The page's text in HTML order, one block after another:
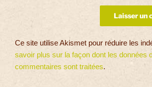
Ce site utilise Akismet pour réduire les
savoir plus sur la façon dont les données
commentaires sont traitées.